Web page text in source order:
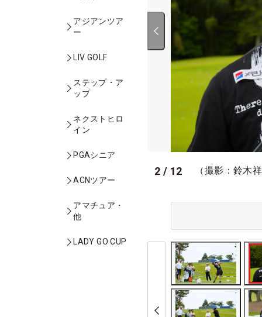
アジアンツア
ー
LIV GOLF
ステップ・ア
ップ
ネクストヒロ
イン
PGAシニア
ACNツアー
アマチュア・
他
LADY GO CUP
2 / 12 （撮影：鈴木